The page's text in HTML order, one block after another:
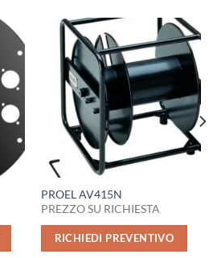
PROEL AV415N
PREZZO SU RICHIESTA
RICHIEDI PREVENTIVO